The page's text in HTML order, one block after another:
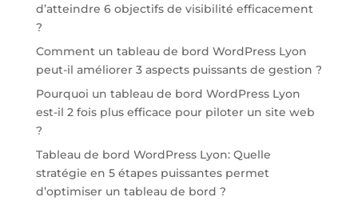
d’atteindre 6 objectifs de visibilité efficacement
?
Comment un tableau de bord WordPress Lyon
peut-il améliorer 3 aspects puissants de gestion ?
Pourquoi un tableau de bord WordPress Lyon
est-il 2 fois plus efficace pour piloter un site web
?
Tableau de bord WordPress Lyon: Quelle
stratégie en 5 étapes puissantes permet
d’optimiser un tableau de bord ?